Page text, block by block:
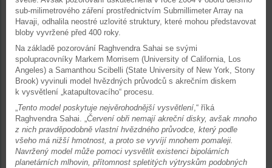
sub-milimetrového záření prostřednictvím Submillimeter Array na
Havaji, odhalila neostré uzlovité struktury, které mohou představovat
bloby vyvržené před 400 roky.
Na základě pozorování Raghvendra Sahai se svými
spolupracovníky Markem Morrisem (University of California, Los
Angeles) a Samanthou Scibelli (State University of New York, Stony
Brook) vyvinuli model hvězdných průvodců s akrečním diskem
k vysvětlení „katapultovacího“ procesu.
„Tento model poskytuje nejvěrohodnější vysvětlení,“ říká
Raghvendra Sahai. „Červení obři nemají akreční disky, avšak mnoho
z nich pravděpodobně vlastní hvězdného průvodce, který podle
všeho má nižší hmotnost, a proto se vyvíjí mnohem pomaleji.
Navržený model může pomoci vysvětlit existenci bipolárních
planetárních mlhovin, přítomnost spletitých výtryskům podobných